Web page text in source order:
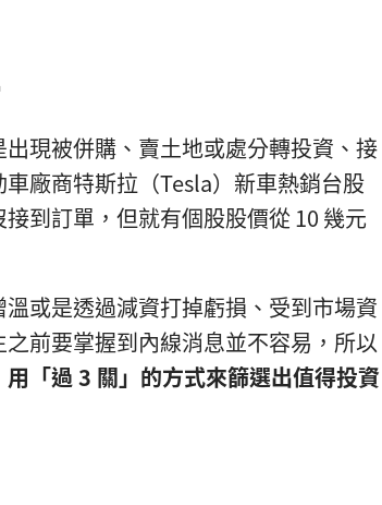
現被併購、賣土地或處分轉投資、接
廠商特斯拉（Tesla）新車熱銷台股
到訂單，但就有個股股價從 10 幾元
或是透過減資打掉虧損、受到市場資
前要掌握到內線消息並不容易，所以
用「過 3 關」的方式來篩選出值得投資